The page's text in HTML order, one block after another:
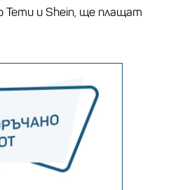
и Shein, ще плащат